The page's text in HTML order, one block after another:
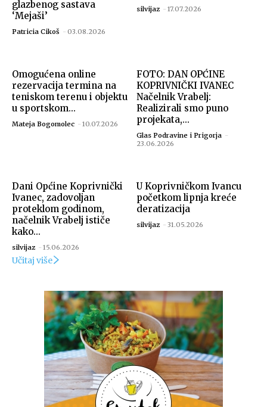
glazbenog sastava
‘Mejaši’
Patricia Cikoš - 03.08.2026
silvijaz - 17.07.2026
Omogućena online
rezervacija termina na
teniskom terenu i objektu
u sportskom...
Mateja Bogomolec - 10.07.2026
FOTO: DAN OPĆINE
KOPRIVNIČKI IVANEC
Načelnik Vrabelj:
Realizirali smo puno
projekata,...
Glas Podravine i Prigorja -
23.06.2026
Dani Općine Koprivnički
Ivanec, zadovoljan
proteklom godinom,
načelnik Vrabelj ističe
kako...
silvijaz - 15.06.2026
U Koprivničkom Ivancu
početkom lipnja kreće
deratizacija
silvijaz - 31.05.2026
Učitaj više